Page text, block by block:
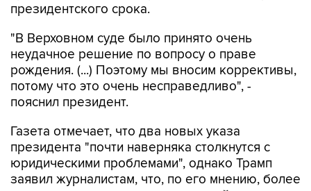
"В Верховном суде было принято очень
рождения. (...) Поэтому мы вносим коррективы,
потому что это очень несправедливо", -
пояснил президент.
Газета отмечает, что два новых указа
юридическими проблемами", однако Трамп
заявил журналистам, что, по его мнению, более
узкие ограничения на этот раз пройдут
проверку на конституционность.